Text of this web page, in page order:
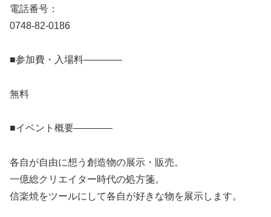
電話番号：
0748-82-0186
■参加費・入場料————
無料
■イベント概要————
各自が自由に想う創造物の展示・販売。
一億総クリエイター時代の処方箋。
信楽焼をツールにして各自が好きな物を展示します。